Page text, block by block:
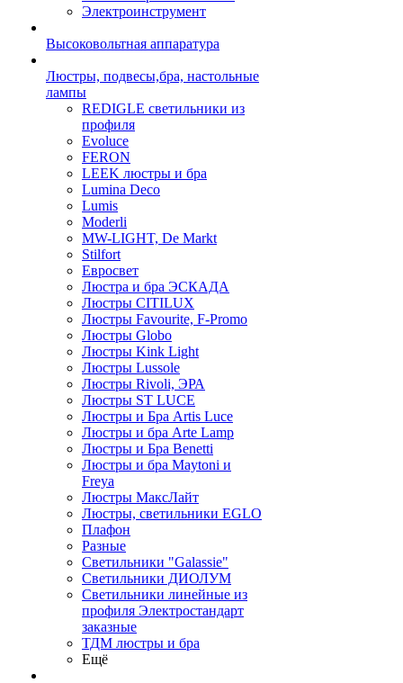
Электроинструмент
Высоковольтная аппаратура
Люстры, подвесы,бра, настольные
лампы
REDIGLE светильники из
профиля
Evoluce
FERON
LEEK люстры и бра
Lumina Deco
Lumis
Moderli
MW-LIGHT, De Markt
Stilfort
Евросвет
Люстра и бра ЭСКАДА
Люстры CITILUX
Люстры Favourite, F-Promo
Люстры Globo
Люстры Kink Light
Люстры Lussole
Люстры Rivoli, ЭРА
Люстры ST LUCE
Люстры и Бра Artis Luce
Люстры и бра Arte Lamp
Люстры и Бра Benetti
Люстры и бра Maytoni и
Freya
Люстры МаксЛайт
Люстры, светильники EGLO
Плафон
Разные
Светильники "Galassie"
Светильники ДИОЛУМ
Светильники линейные из
профиля Электростандарт
заказные
ТДМ люстры и бра
Ещё